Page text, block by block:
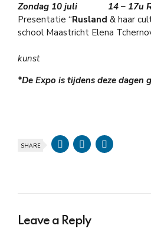
Zondag 10 juli 14 – 17u
Presentatie “Rusland & haar
school Maastricht Elena
kunst
*De Expo is tijdens deze dagen
SHARE
Leave a Reply